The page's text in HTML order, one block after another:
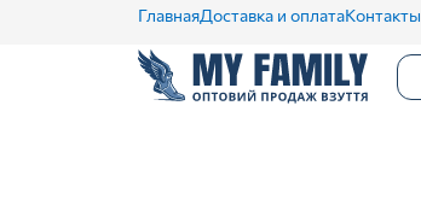
ГлавнаяДоставка и оплатаКонтакты